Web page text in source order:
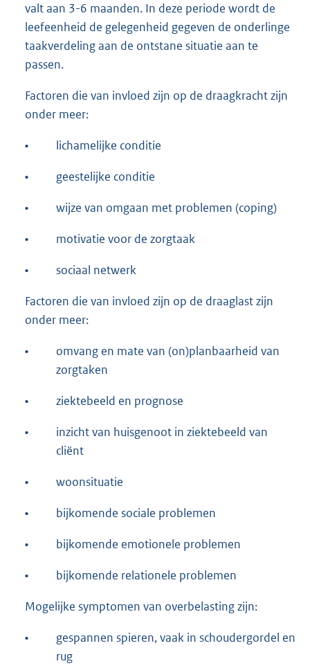
valt aan 3-6 maanden. In deze periode wordt de
leefeenheid de gelegenheid gegeven de onderlinge
taakverdeling aan de ontstane situatie aan te
passen.
Factoren die van invloed zijn op de draagkracht zijn
onder meer:
• lichamelijke conditie
• geestelijke conditie
• wijze van omgaan met problemen (coping)
• motivatie voor de zorgtaak
• sociaal netwerk
Factoren die van invloed zijn op de draaglast zijn
onder meer:
•
omvang en mate van (on)planbaarheid van
zorgtaken
• ziektebeeld en prognose
•
inzicht van huisgenoot in ziektebeeld van
cliënt
• woonsituatie
• bijkomende sociale problemen
• bijkomende emotionele problemen
• bijkomende relationele problemen
Mogelijke symptomen van overbelasting zijn:
•
gespannen spieren, vaak in schoudergordel en
rug